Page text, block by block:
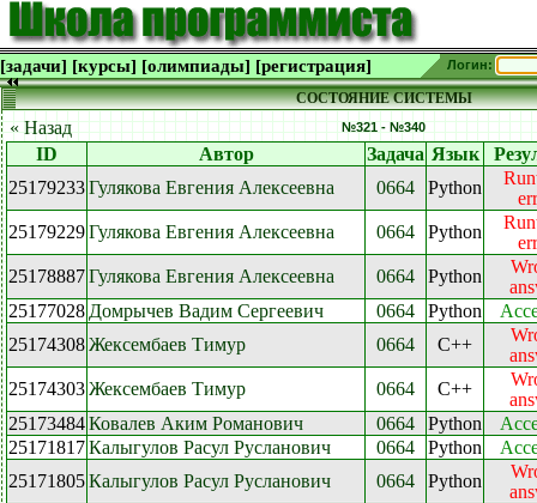
[задачи] [курсы] [олимпиады] [регистрация] Логин:
СОСТОЯНИЕ СИСТЕМЫ
« Назад №321 - №340
ID Автор Задача Язык
25179233Гулякова Евгения Алексеевна 0664 Python
25179229Гулякова Евгения Алексеевна 0664 Python
25178887Гулякова Евгения Алексеевна 0664 Python
25177028 Домрычев Вадим Сергеевич 0664 Python
25174308Жексембаев Тимур 0664 C++
25174303Жексембаев Тимур 0664 C++
25173484Ковалев Аким Романович 0664 Python
25171817Калыгулов Расул Русланович 0664 Python
25171805Калыгулов Расул Русланович 0664 Python